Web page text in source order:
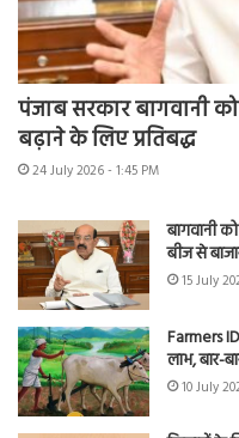
पंजाब सरकार बागवानी
बढ़ाने के लिए प्रतिबद्ध
24 July 2026 - 1:45 PM
बागवानी
बीज से
15 July
Farmers
लाभ, बार-
10 July